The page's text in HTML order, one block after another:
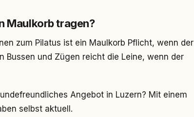
Maulkorb tragen?
zum Pilatus ist ein Maulkorb Pflicht, wenn der
Bussen und Zügen reicht die Leine, wenn der
Angebot in Luzern? Mit einem
selbst aktuell.